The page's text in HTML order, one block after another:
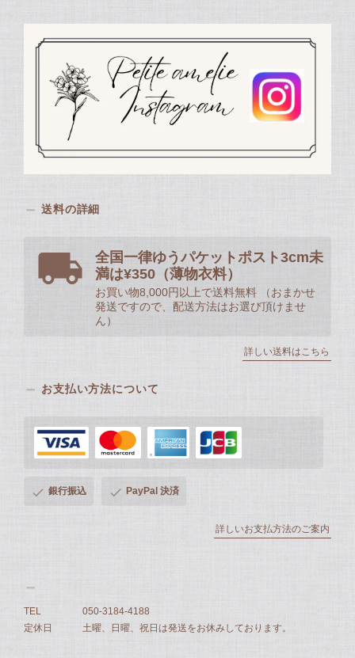
送料の詳細
全国一律ゆうパケットポスト3cm未
満は¥350（薄物衣料）
お買い物8,000円以上で送料無料 （おまかせ
発送ですので、配送方法はお選び頂けませ
ん）
詳しい送料はこちら
お支払い方法について
銀行振込 PayPal 決済
詳しいお支払方法のご案内
TEL
050-3184-4188
定休日
土曜、日曜、祝日は発送をお休みしております。